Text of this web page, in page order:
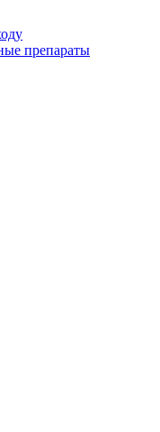
препараты